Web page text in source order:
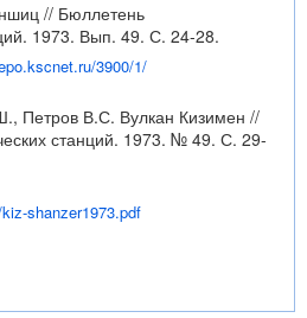
// Бюллетень
1973. Вып. 49. С. 24-28.
3900/1/
Петров В.С. Вулкан Кизимен //
станций. 1973. № 49. С. 29-
shanzer1973.pdf